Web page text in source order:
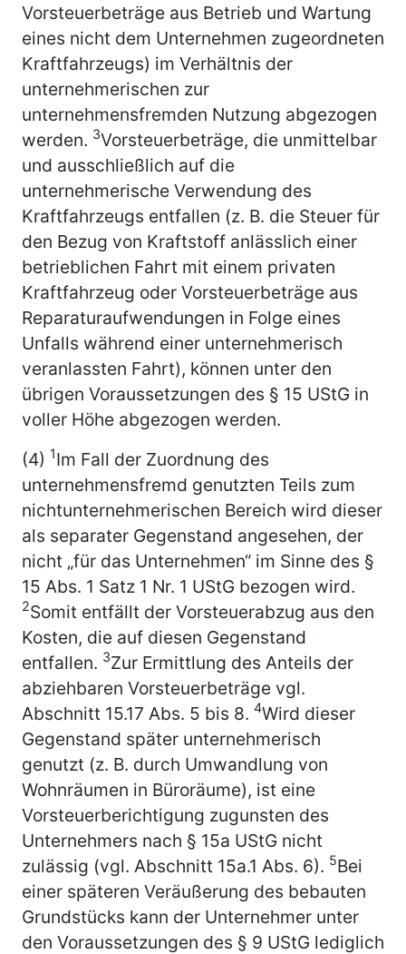
Vorsteuerbeträge aus Betrieb und Wartung
eines nicht dem Unternehmen zugeordneten
Kraftfahrzeugs) im Verhältnis der
unternehmerischen zur
unternehmensfremden Nutzung abgezogen
werden. 3Vorsteuerbeträge, die unmittelbar
und ausschließlich auf die
unternehmerische Verwendung des
Kraftfahrzeugs entfallen (z. B. die Steuer für
den Bezug von Kraftstoff anlässlich einer
betrieblichen Fahrt mit einem privaten
Kraftfahrzeug oder Vorsteuerbeträge aus
Reparaturaufwendungen in Folge eines
Unfalls während einer unternehmerisch
veranlassten Fahrt), können unter den
übrigen Voraussetzungen des § 15 UStG in
voller Höhe abgezogen werden.
(4) 1Im Fall der Zuordnung des
unternehmensfremd genutzten Teils zum
nichtunternehmerischen Bereich wird dieser
als separater Gegenstand angesehen, der
nicht „für das Unternehmen“ im Sinne des §
15 Abs. 1 Satz 1 Nr. 1 UStG bezogen wird.
2Somit entfällt der Vorsteuerabzug aus den
Kosten, die auf diesen Gegenstand
entfallen. 3Zur Ermittlung des Anteils der
abziehbaren Vorsteuerbeträge vgl.
Abschnitt 15.17 Abs. 5 bis 8. 4Wird dieser
Gegenstand später unternehmerisch
genutzt (z. B. durch Umwandlung von
Wohnräumen in Büroräume), ist eine
Vorsteuerberichtigung zugunsten des
Unternehmers nach § 15a UStG nicht
zulässig (vgl. Abschnitt 15a.1 Abs. 6). 5Bei
einer späteren Veräußerung des bebauten
Grundstücks kann der Unternehmer unter
den Voraussetzungen des § 9 UStG lediglich